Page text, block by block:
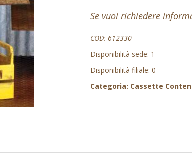
Se vuoi richiedere
COD: 612330
Disponibilità sede: 1
Disponibilità filiale: 0
Categoria: Cassette